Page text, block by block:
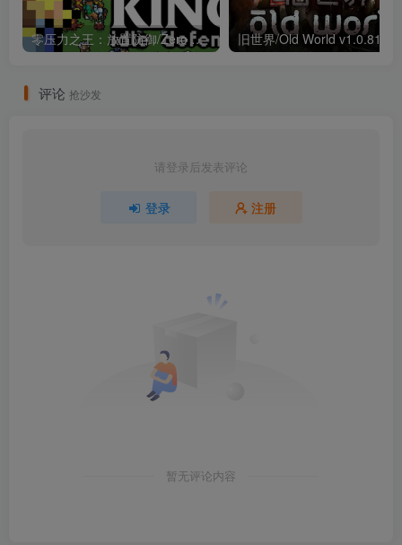
零压力之王：放置防御/Zero Stress King: Idle Defense Build.22559731（官中）
评论 抢沙发
请登录后发表评论
登录 注册
暂无评论内容